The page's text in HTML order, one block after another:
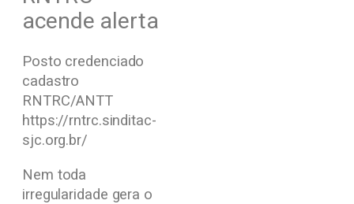
acende alerta
Posto credenciado
cadastro
RNTRC/ANTT
https://rntrc.sinditac-
sjc.org.br/
Nem toda
irregularidade gera o